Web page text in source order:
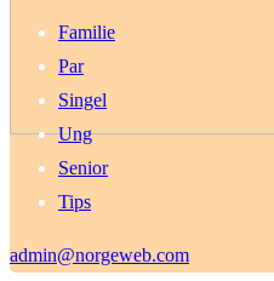
Familie
Par
Singel
Ung
Senior
Tips
admin@norgeweb.com